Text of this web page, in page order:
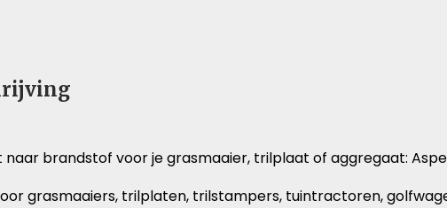
naar brandstof voor je grasmaaier, trilplaat of aggregaat:
grasmaaiers, trilplaten, trilstampers, tuintractoren,